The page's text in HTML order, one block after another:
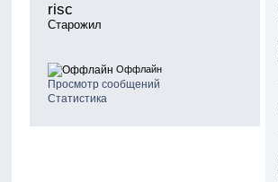
risc
Старожил
Оффлайн
Просмотр сообщений
Статистика